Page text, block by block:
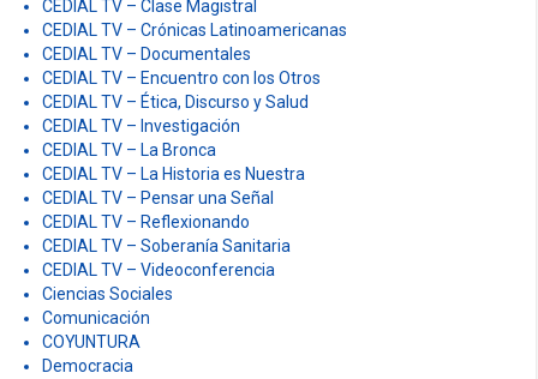
CEDIAL TV – Clase Magistral
CEDIAL TV – Crónicas Latinoamericanas
CEDIAL TV – Documentales
CEDIAL TV – Encuentro con los Otros
CEDIAL TV – Ética, Discurso y Salud
CEDIAL TV – Investigación
CEDIAL TV – La Bronca
CEDIAL TV – La Historia es Nuestra
CEDIAL TV – Pensar una Señal
CEDIAL TV – Reflexionando
CEDIAL TV – Soberanía Sanitaria
CEDIAL TV – Videoconferencia
Ciencias Sociales
Comunicación
COYUNTURA
Democracia